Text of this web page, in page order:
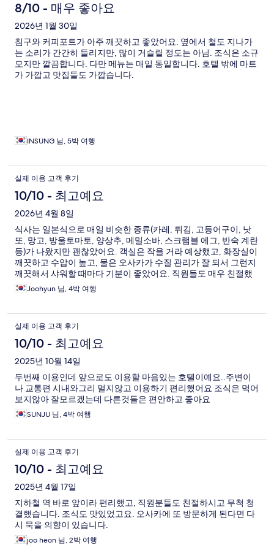
8/10 - 매우 좋아요
2026년 1월 30일
침구와 커피포트가 아주 깨끗하고 좋았어요. 옆에서 철도 지나가
는 소리가 간간히 들리지만, 많이 거슬릴 정도는 아님. 조식은 소규
모지만 깔끔합니다. 다만 메뉴는 매일 동일합니다. 호텔 밖에 마트
가 가깝고 맛집들도 가깝습니다.
INSUNG 님, 5박 여행
실제 이용 고객 후기
10/10 - 최고예요
2026년 4월 8일
식사는 일본식으로 매일 비슷한 종류(카레, 튀김, 고등어구이, 낫
또, 망고, 방울토마토, 양상추, 메밀소바, 스크램블 에그, 반숙 계란
등)가 나왔지만 괜찮았어요. 객실은 작을 거라 예상했고, 화장실이
깨끗하고 수압이 높고, 물은 오사카가 수질 관리가 잘 되서 그런지
깨끗해서 샤워할 때마다 기분이 좋았어요. 직원들도 매우 친절했
어요. 주변에는 식당이 몇 곳 있고 2분 거리에 슈퍼마켓이 하나 있
고 후쿠시마 역과 가깝고 세븐일레븐(24시간 아님)이 있어 편리했
Joohyun 님, 4박 여행
실제 이용 고객 후기
10/10 - 최고예요
2025년 10월 14일
두번째 이용인데 앞으로도 이용할 마음있는 호텔이예요..주변이
나 교통편 시내와그리 멀지않고 이용하기 편리했어요 조식은 먹어
보지않아 잘모르겠는데 다른것들은 편안하고 좋아요
SUNJU 님, 4박 여행
실제 이용 고객 후기
10/10 - 최고예요
2025년 4월 17일
지하철 역 바로 앞이라 편리했고, 직원분들도 친절하시고 무척 청
결했습니다. 조식도 맛있었고요. 오사카에 또 방문하게 된다면 다
시 묵을 의향이 있습니다.
joo heon 님, 2박 여행